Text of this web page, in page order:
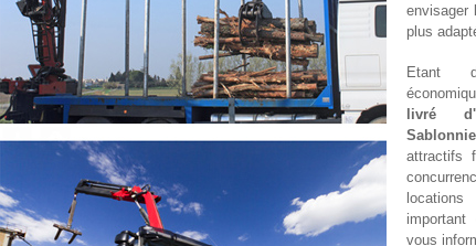
envisager
plus
Etant
livré
attractifs
important
vous